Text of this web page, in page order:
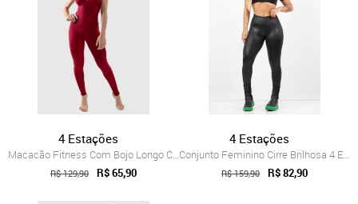
4 Estações
Macacão Fitness Com Bojo Longo Cruzado 4...
R$ 129,90 R$ 65,90
4 Estações
Conjunto Feminino Cirre Brilhosa 4 Estaç...
R$ 159,90 R$ 82,90